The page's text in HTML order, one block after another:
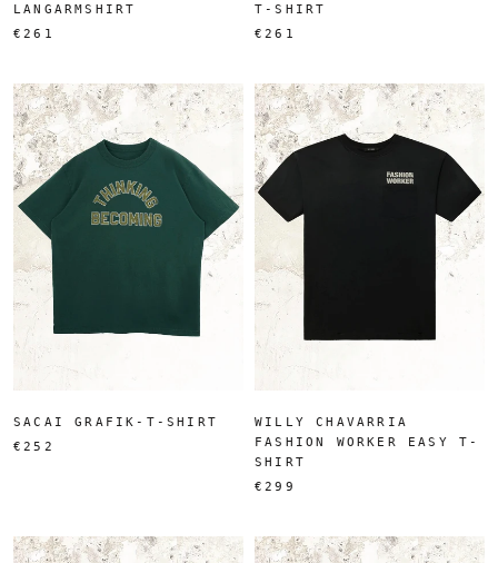
LANGARMSHIRT
€261
T-SHIRT
€261
SACAI GRAFIK-T-SHIRT
€252
WILLY CHAVARRIA
FASHION WORKER EASY T-
SHIRT
€299